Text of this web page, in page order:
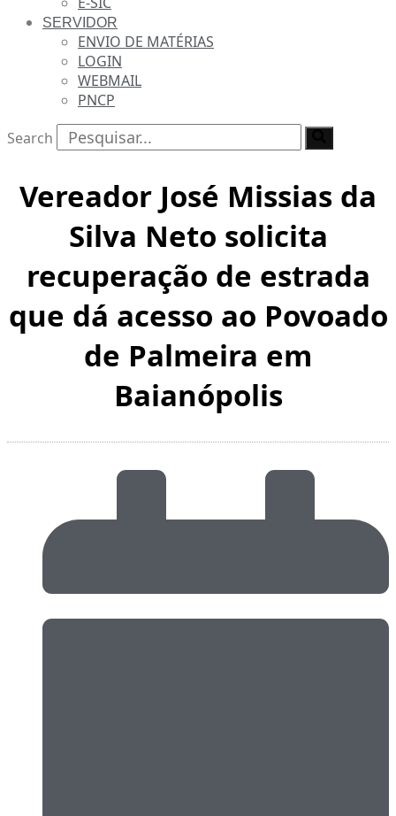
SERVIDOR
ENVIO DE MATÉRIAS
LOGIN
WEBMAIL
PNCP
Search
Vereador José Missias da
Silva Neto solicita
recuperação de estrada
que dá acesso ao Povoado
de Palmeira em
Baianópolis